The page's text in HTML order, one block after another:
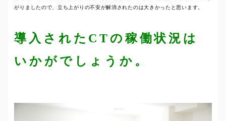
がりましたので、立ち上がりの不安が解消されたのは大きかったと思います。
導入されたCTの稼働状況は
いかがでしょうか。